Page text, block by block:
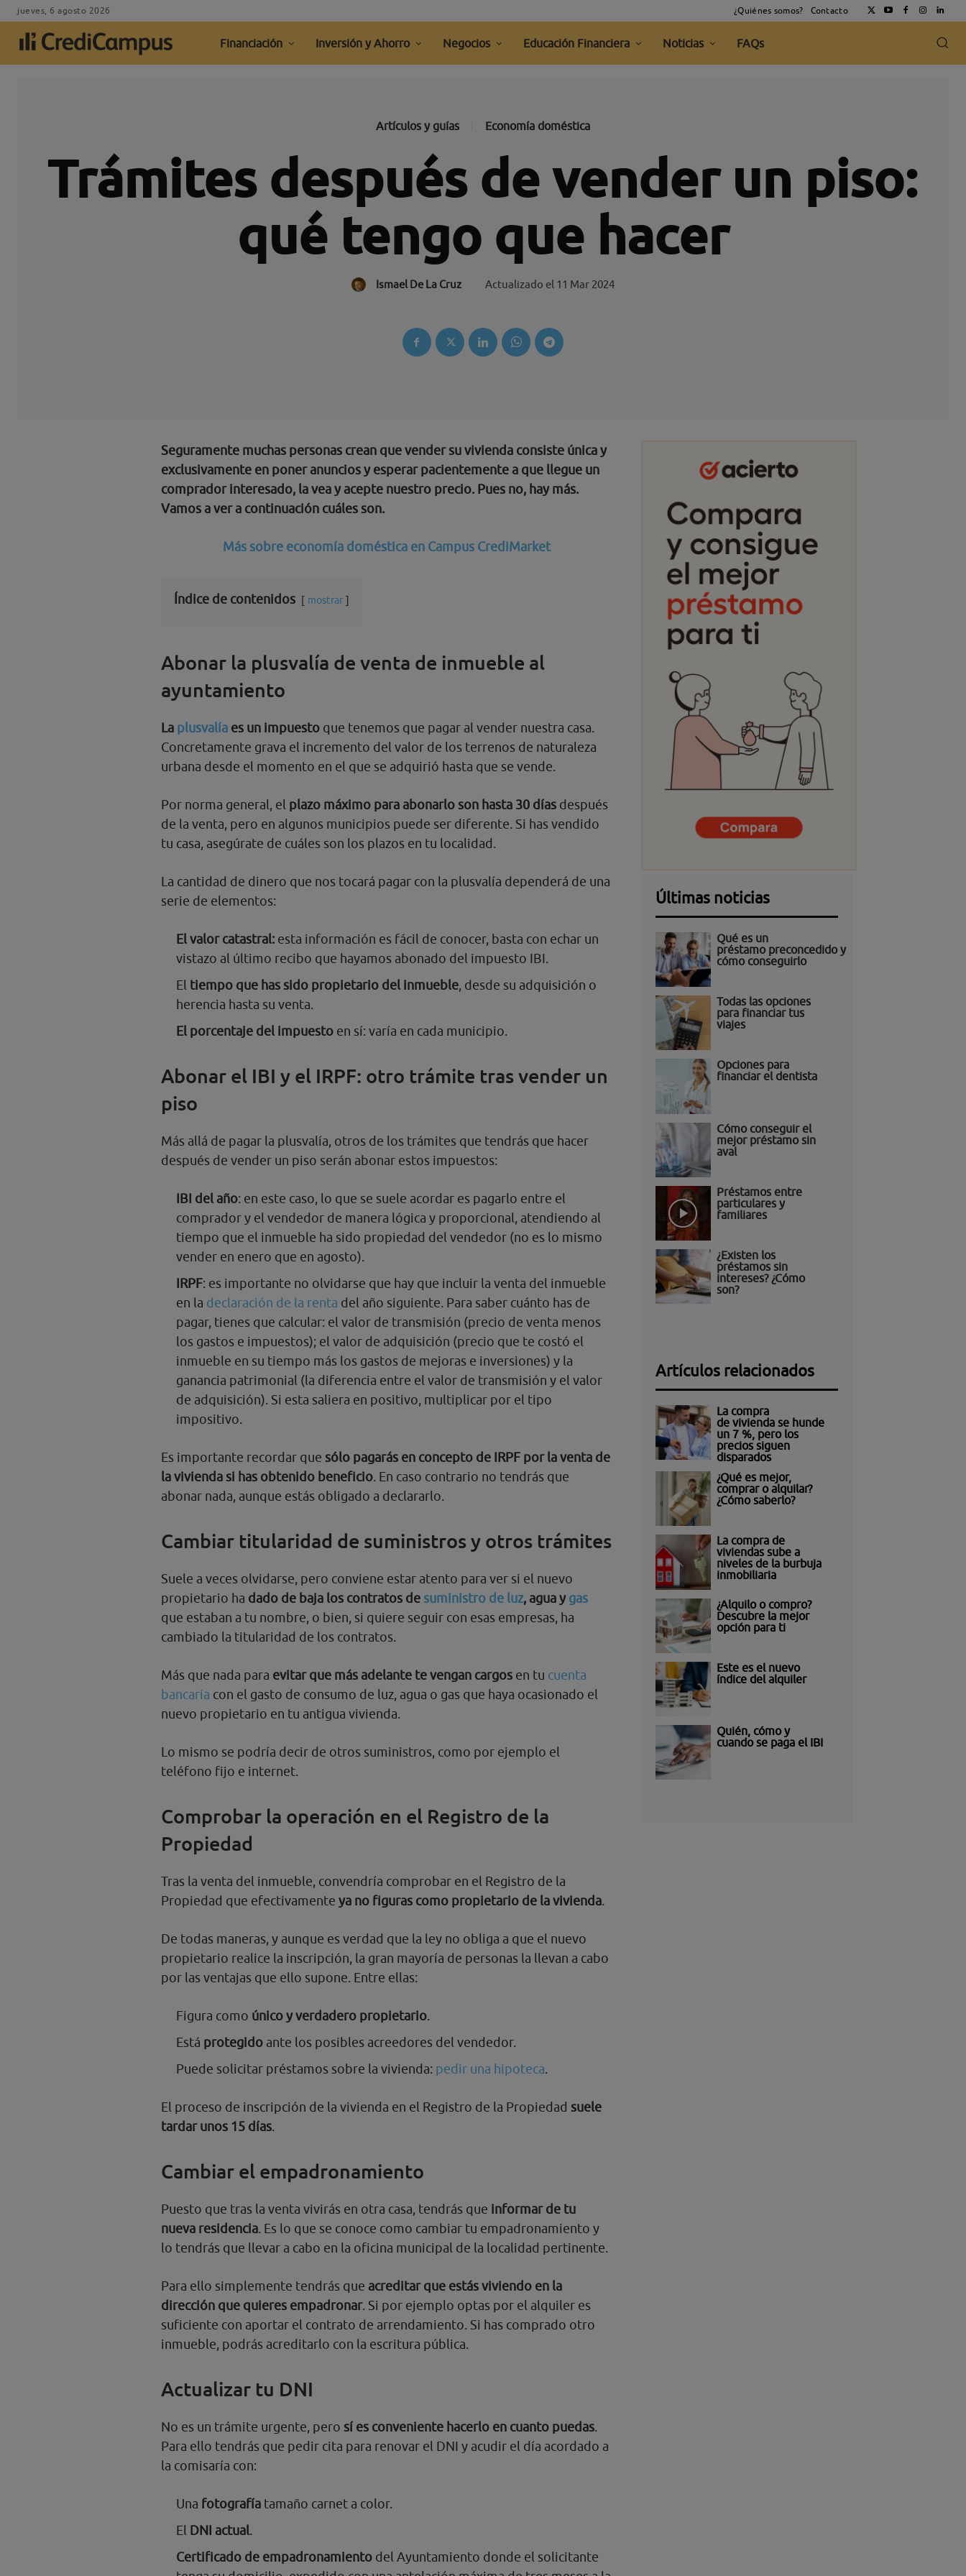
jueves, 6 agosto 2026 ¿Quiénes somos? Contacto
Financiación Inversión y Ahorro Negocios Educación Financiera Noticias FAQs
Artículos y guías Economía doméstica
Trámites después de vender un piso:
qué tengo que hacer
Ismael De La Cruz Actualizado el 11 Mar 2024
Seguramente muchas personas crean que vender su vivienda consiste única y
exclusivamente en poner anuncios y esperar pacientemente a que llegue un
comprador interesado, la vea y acepte nuestro precio. Pues no, hay más.
Vamos a ver a continuación cuáles son.
Más sobre economía doméstica en Campus CrediMarket
Índice de contenidos mostrar
Abonar la plusvalía de venta de inmueble al
ayuntamiento
La plusvalía es un impuesto que tenemos que pagar al vender nuestra casa.
Concretamente grava el incremento del valor de los terrenos de naturaleza
urbana desde el momento en el que se adquirió hasta que se vende.
Por norma general, el plazo máximo para abonarlo son hasta 30 días después
de la venta, pero en algunos municipios puede ser diferente. Si has vendido
tu casa, asegúrate de cuáles son los plazos en tu localidad.
La cantidad de dinero que nos tocará pagar con la plusvalía dependerá de una
serie de elementos:
El valor catastral: esta información es fácil de conocer, basta con echar un
vistazo al último recibo que hayamos abonado del impuesto IBI.
El tiempo que has sido propietario del inmueble, desde su adquisición o
herencia hasta su venta.
El porcentaje del impuesto en sí: varía en cada municipio.
Abonar el IBI y el IRPF: otro trámite tras vender un
piso
Más allá de pagar la plusvalía, otros de los trámites que tendrás que hacer
después de vender un piso serán abonar estos impuestos:
IBI del año: en este caso, lo que se suele acordar es pagarlo entre el
comprador y el vendedor de manera lógica y proporcional, atendiendo al
tiempo que el inmueble ha sido propiedad del vendedor (no es lo mismo
vender en enero que en agosto).
IRPF: es importante no olvidarse que hay que incluir la venta del inmueble
en la declaración de la renta del año siguiente. Para saber cuánto has de
pagar, tienes que calcular: el valor de transmisión (precio de venta menos
los gastos e impuestos); el valor de adquisición (precio que te costó el
inmueble en su tiempo más los gastos de mejoras e inversiones) y la
ganancia patrimonial (la diferencia entre el valor de transmisión y el valor
de adquisición). Si esta saliera en positivo, multiplicar por el tipo
impositivo.
Es importante recordar que sólo pagarás en concepto de IRPF por la venta de
la vivienda si has obtenido beneficio. En caso contrario no tendrás que
abonar nada, aunque estás obligado a declararlo.
Cambiar titularidad de suministros y otros trámites
Suele a veces olvidarse, pero conviene estar atento para ver si el nuevo
propietario ha dado de baja los contratos de suministro de luz, agua ygas
que estaban a tu nombre, o bien, si quiere seguir con esas empresas, ha
cambiado la titularidad de los contratos.
Más que nada para evitar que más adelante te vengan cargos en tu cuenta
bancaria con el gasto de consumo de luz, agua o gas que haya ocasionado el
nuevo propietario en tu antigua vivienda.
Lo mismo se podría decir de otros suministros, como por ejemplo el
teléfono fijo e internet.
Comprobar la operación en el Registro de la
Propiedad
Tras la venta del inmueble, convendría comprobar en el Registro de la
Propiedad que efectivamenteya no figuras como propietario de la vivienda.
De todas maneras, y aunque es verdad que la ley no obliga a que el nuevo
propietario realice la inscripción, la gran mayoría de personas la llevan a cabo
por las ventajas que ello supone. Entre ellas:
Figura como único y verdadero propietario.
Está protegido ante los posibles acreedores del vendedor.
Puede solicitar préstamos sobre la vivienda: pedir una hipoteca.
El proceso de inscripción de la vivienda en el Registro de la Propiedad suele
tardar unos 15 días.
Cambiar el empadronamiento
Puesto que tras la venta vivirás en otra casa, tendrás que informar de tu
nueva residencia. Es lo que se conoce como cambiar tu empadronamiento y
lo tendrás que llevar a cabo en la oficina municipal de la localidad pertinente.
Para ello simplemente tendrás que acreditar que estás viviendo en la
dirección que quieres empadronar. Si por ejemplo optas por el alquiler es
suficiente con aportar el contrato de arrendamiento. Si has comprado otro
inmueble, podrás acreditarlo con la escritura pública.
Actualizar tu DNI
No es un trámite urgente, pero sí es conveniente hacerlo en cuanto puedas.
Para ello tendrás que pedir cita para renovar el DNI y acudir el día acordado a
la comisaría con:
Una fotografía tamaño carnet a color.
El DNI actual.
Certificado de empadronamiento del Ayuntamiento donde el solicitante
Últimas noticias
Qué es un
préstamo preconcedido y
cómo conseguirlo
Todas las opciones
para financiar tus
viajes
Opciones para
financiar el dentista
Cómo conseguir el
mejor préstamo sin
aval
Préstamos entre
particulares y
familiares
¿Existen los
préstamos sin
intereses? ¿Cómo
son?
Artículos relacionados
La compra
de vivienda se hunde
un 7 %, pero los
precios siguen
disparados
¿Qué es mejor,
comprar o alquilar?
¿Cómo saberlo?
La compra de
viviendas sube a
niveles de la burbuja
inmobiliaria
¿Alquilo o compro?
Descubre la mejor
opción para ti
Este es el nuevo
índice del alquiler
Quién, cómo y
cuando se paga el IBI